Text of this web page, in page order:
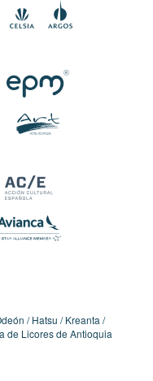
Hatsu
Kreanta
de Licores de Antioquia